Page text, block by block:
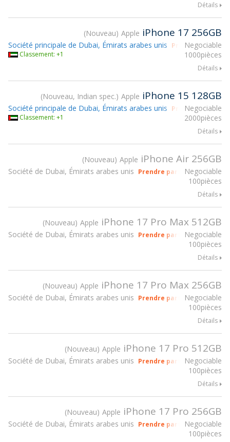
Détails
Nouveau Apple iPhone 17 256GB
Negociable
1000pièces
Société principale de Dubai, Émirats arabes unis Prendre part à
Classement: +1
Détails
Nouveau, Indian spec. Apple iPhone 15 128GB
Negociable
2000pièces
Société principale de Dubai, Émirats arabes unis Prendre part à
Classement: +1
Détails
Nouveau Apple iPhone Air 256GB
Negociable
100pièces
Société de Dubai, Émirats arabes unis Prendre part à gsmX Hong
Détails
Nouveau Apple iPhone 17 Pro Max 512GB
Negociable
100pièces
Société de Dubai, Émirats arabes unis Prendre part à gsmX Hong
Détails
Nouveau Apple iPhone 17 Pro Max 256GB
Negociable
100pièces
Société de Dubai, Émirats arabes unis Prendre part à gsmX Hong
Détails
Nouveau Apple iPhone 17 Pro 512GB
Negociable
100pièces
Société de Dubai, Émirats arabes unis Prendre part à gsmX Hong
Détails
Nouveau Apple iPhone 17 Pro 256GB
Negociable
100pièces
Société de Dubai, Émirats arabes unis Prendre part à gsmX Hong